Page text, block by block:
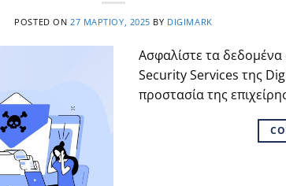
POSTED ON 27 ΜΑΡΤΊΟΥ, 2025 BY DIGIMARK
Ασφαλίστε τα δεδομένα
Security Services της
προστασία της